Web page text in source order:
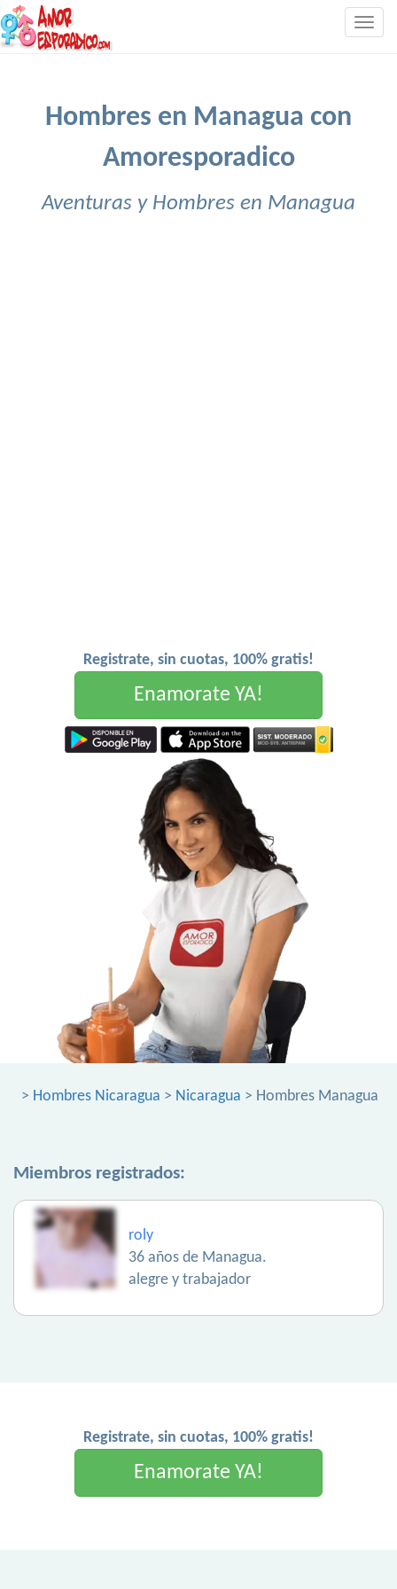
Hombres en Managua con
Amoresporadico
Aventuras y Hombres en Managua
Registrate, sin cuotas, 100% gratis!
Enamorate YA!
> Hombres Nicaragua > Nicaragua > Hombres Managua
Miembros registrados:
roly
36 años de Managua.
alegre y trabajador
Registrate, sin cuotas, 100% gratis!
Enamorate YA!